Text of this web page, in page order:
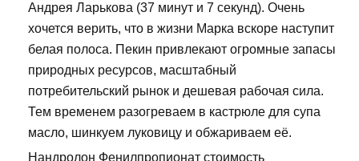
Андрея Ларькова (37 минут и 7 секунд). Очень
хочется верить, что в жизни Марка вскоре наступит
белая полоса. Пекин привлекают огромные запасы
природных ресурсов, масштабный
потребительский рынок и дешевая рабочая сила.
Тем временем разогреваем в кастрюле для супа
масло, шинкуем луковицу и обжариваем её.
Нандролон Фенилпропионат стоимость